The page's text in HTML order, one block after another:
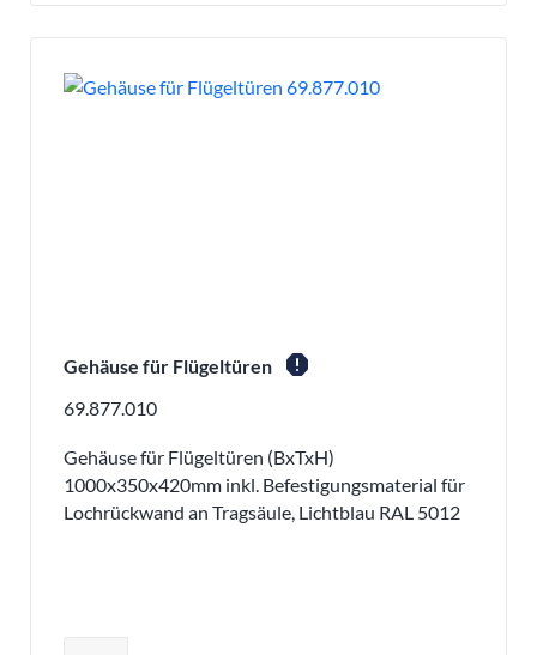
Gehäuse für Flügeltüren report
69.877.010
Gehäuse für Flügeltüren (BxTxH)
1000x350x420mm inkl. Befestigungsmaterial für
Lochrückwand an Tragsäule, Lichtblau RAL 5012